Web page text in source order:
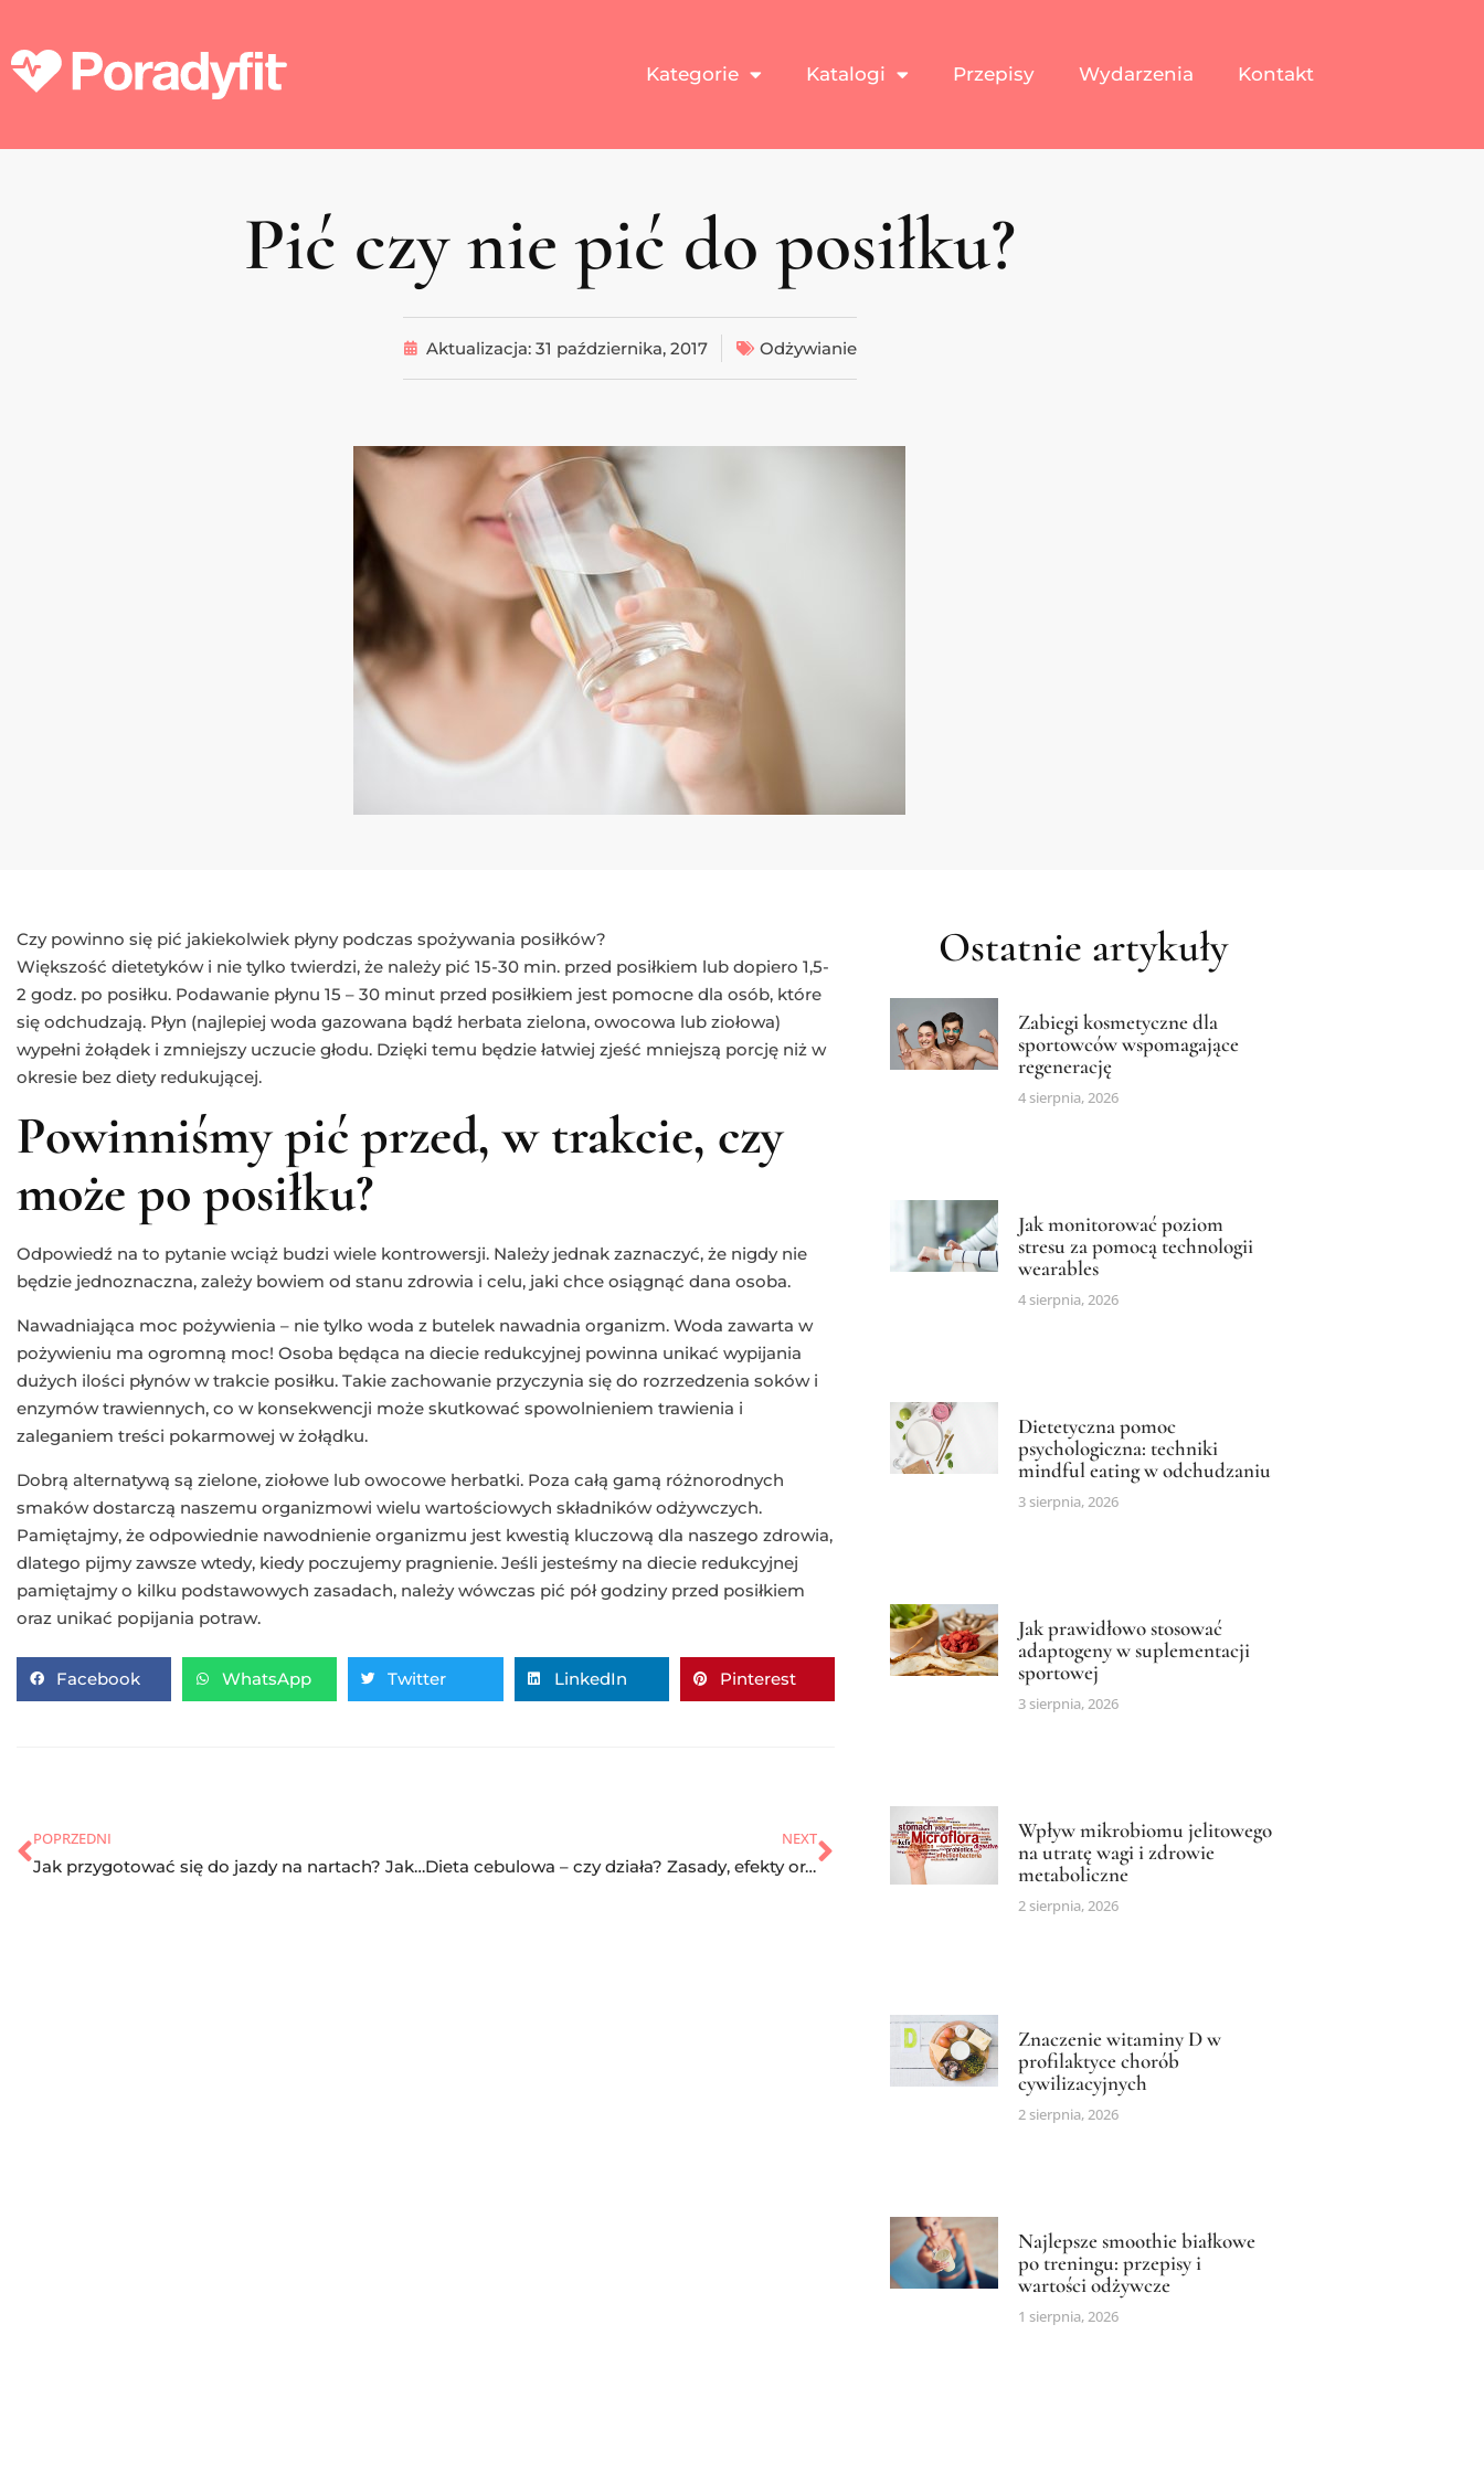
Kategorie Katalogi Przepisy Wydarzenia Kontakt
Pić czy nie pić do posiłku?
Aktualizacja: 31 października, 2017 Odżywianie
Czy powinno się pić jakiekolwiek płyny podczas spożywania posiłków?
Większość dietetyków i nie tylko twierdzi, że należy pić 15-30 min. przed posiłkiem lub dopiero 1,5-
2 godz. po posiłku. Podawanie płynu 15 – 30 minut przed posiłkiem jest pomocne dla osób, które
się odchudzają. Płyn (najlepiej woda gazowana bądź herbata zielona, owocowa lub ziołowa)
wypełni żołądek i zmniejszy uczucie głodu. Dzięki temu będzie łatwiej zjeść mniejszą porcję niż w
okresie bez diety redukującej.
Powinniśmy pić przed, w trakcie, czy
może po posiłku?
Odpowiedź na to pytanie wciąż budzi wiele kontrowersji. Należy jednak zaznaczyć, że nigdy nie
będzie jednoznaczna, zależy bowiem od stanu zdrowia i celu, jaki chce osiągnąć dana osoba.
Nawadniająca moc pożywienia – nie tylko woda z butelek nawadnia organizm. Woda zawarta w
pożywieniu ma ogromną moc! Osoba będąca na diecie redukcyjnej powinna unikać wypijania
dużych ilości płynów w trakcie posiłku. Takie zachowanie przyczynia się do rozrzedzenia soków i
enzymów trawiennych, co w konsekwencji może skutkować spowolnieniem trawienia i
zaleganiem treści pokarmowej w żołądku.
Dobrą alternatywą są zielone, ziołowe lub owocowe herbatki. Poza całą gamą różnorodnych
smaków dostarczą naszemu organizmowi wielu wartościowych składników odżywczych.
Pamiętajmy, że odpowiednie nawodnienie organizmu jest kwestią kluczową dla naszego zdrowia,
dlatego pijmy zawsze wtedy, kiedy poczujemy pragnienie. Jeśli jesteśmy na diecie redukcyjnej
pamiętajmy o kilku podstawowych zasadach, należy wówczas pić pół godziny przed posiłkiem
oraz unikać popijania potraw.
Facebook WhatsApp Twitter LinkedIn Pinterest
POPRZEDNI
Jak przygotować się do jazdy na nartach? Jakie ćwiczenia wykonywać?
NEXT
Dieta cebulowa – czy działa? Zasady, efekty oraz jadłospis
Ostatnie artykuły
Zabiegi kosmetyczne dla
sportowców wspomagające
regenerację
4 sierpnia, 2026
Jak monitorować poziom
stresu za pomocą technologii
wearables
4 sierpnia, 2026
Dietetyczna pomoc
psychologiczna: techniki
mindful eating w odchudzaniu
3 sierpnia, 2026
Jak prawidłowo stosować
adaptogeny w suplementacji
sportowej
3 sierpnia, 2026
Wpływ mikrobiomu jelitowego
na utratę wagi i zdrowie
metaboliczne
2 sierpnia, 2026
Znaczenie witaminy D w
profilaktyce chorób
cywilizacyjnych
2 sierpnia, 2026
Najlepsze smoothie białkowe
po treningu: przepisy i
wartości odżywcze
1 sierpnia, 2026